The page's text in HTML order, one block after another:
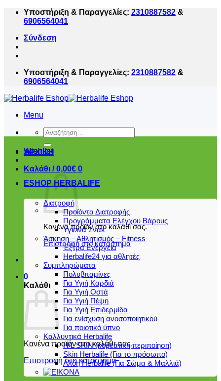
ΜετάβασηΥποστήριξη & Παραγγελίες: 2310887582 &
6906564041
Σύνδεση
Υποστήριξη & Παραγγελίες: 2310887582 &
6906564041
Menu
Αναζήτηση
για:
Wishlist
Καλάθι /0,00€ 0
Κανένα προϊόν στο καλάθι σας.
Επιστροφή στο κατάστημα
0
Καλάθι
Κανένα προϊόν στο καλάθι σας.
Επιστροφή στο κατάστημα
ΑΡΧΙΚΗ
ESHOP HERBALIFE
Διατροφή
Προϊόντα Διατροφής
Προγράμματα Ελέγχου Βάρους
Υγιεινά Σνακ
Άσκηση – Αθλητισμός – Fitness
Έξτρα Ενέργεια
Herbalife24 για αθλητές
Συμπληρώματα
Πολυβιταμίνες
Για Υγιή Καρδιά
Για Υγιή Οστά
Για Υγιή Πέψη
Για Υγιή Επιδερμίδα
Για ενίσχυση ανοσοποιητικού
Για ποιοτικό ύπνο
Καλλυντικά Herbalife
H/L SKIN (κορεάτικη περιποίηση)
Skin Herbalife (Για το πρόσωπο)
Αλόη Ηerbalife (Για Σώμα & Μαλλιά)